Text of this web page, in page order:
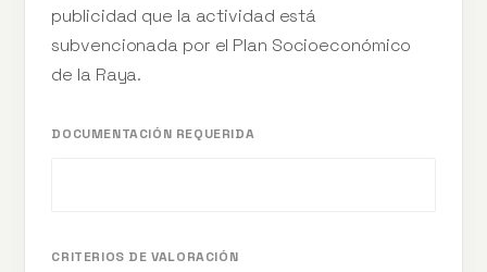
publicidad que la actividad está
subvencionada por el Plan Socioeconómico
de la Raya.
DOCUMENTACIÓN REQUERIDA
CRITERIOS DE VALORACIÓN